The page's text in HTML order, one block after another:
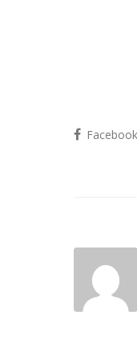
Facebook